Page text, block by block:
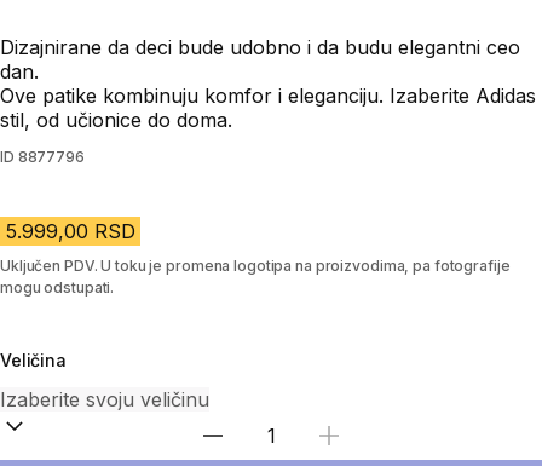
Dizajnirane da deci bude udobno i da budu elegantni ceo
dan.
Ove patike kombinuju komfor i eleganciju. Izaberite Adidas
stil, od učionice do doma.
ID 8877796
5.999,00 RSD
Uključen PDV. U toku je promena logotipa na proizvodima, pa fotografije
mogu odstupati.
Veličina
Izaberi količinu